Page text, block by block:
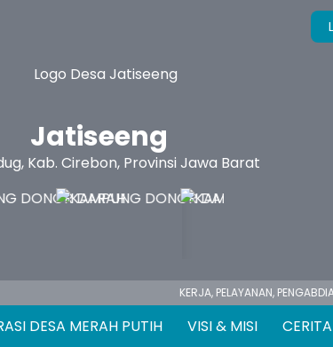
Jatiseeng
Kab. Cirebon, Provinsi Jawa Barat
PELAYANAN, PENGABDIAN ............. !!
DESA MERAH PUTIH VISI & MISI